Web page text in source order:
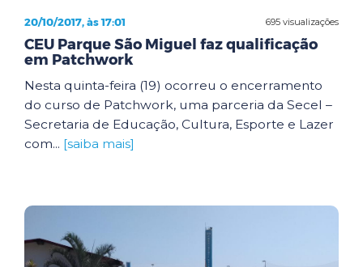
695 visualizações
20/10/2017, às 17:01
CEU Parque São Miguel faz qualificação
em Patchwork
Nesta quinta-feira (19) ocorreu o encerramento
do curso de Patchwork, uma parceria da Secel –
Secretaria de Educação, Cultura, Esporte e Lazer
com... [saiba mais]